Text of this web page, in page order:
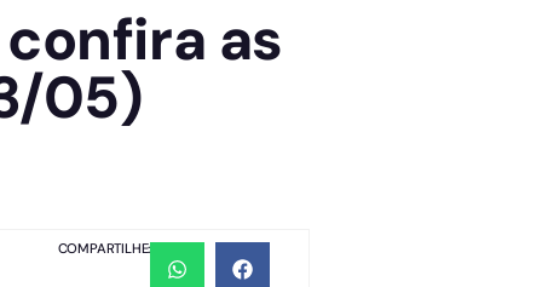
as
05)
COMPARTILHE: